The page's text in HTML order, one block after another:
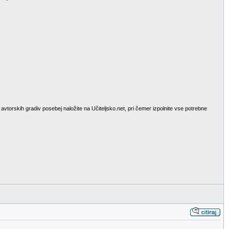
avtorskih gradiv posebej naložite na Učiteljsko.net, pri čemer izpolnite vse potrebne